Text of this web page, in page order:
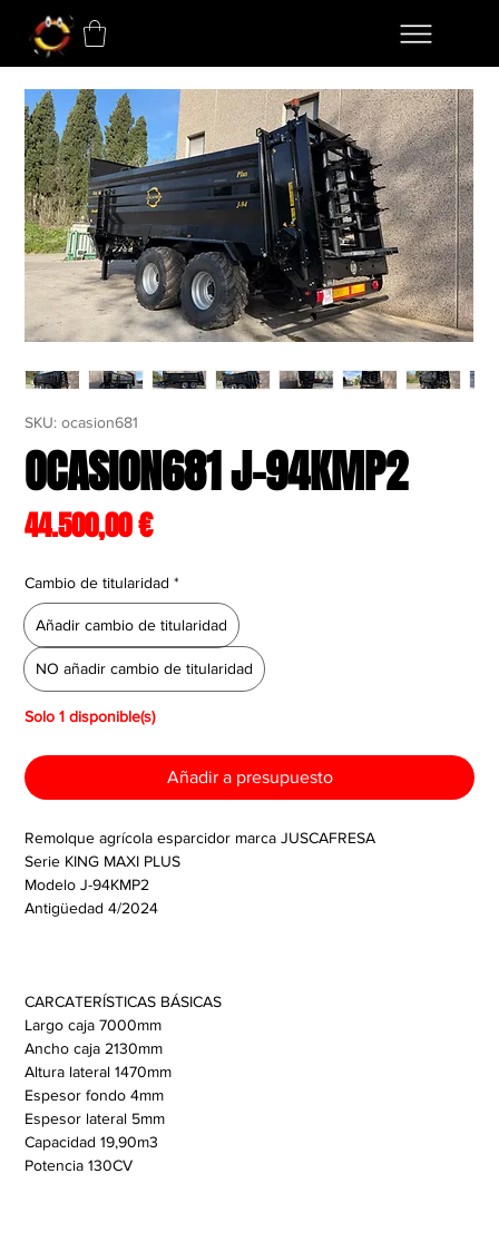
SKU: ocasion681
OCASION681 J-94KMP2
44.500,00 €Precio
Cambio de titularidad *
Añadir cambio de titularidad
NO añadir cambio de titularidad
Solo 1 disponible(s)
Añadir a presupuesto
Remolque agrícola esparcidor marca JUSCAFRESA
Serie KING MAXI PLUS
Modelo J-94KMP2
Antigüedad 4/2024
CARCATERÍSTICAS BÁSICAS
Largo caja 7000mm
Ancho caja 2130mm
Altura lateral 1470mm
Espesor fondo 4mm
Espesor lateral 5mm
Capacidad 19,90m3
Potencia 130CV